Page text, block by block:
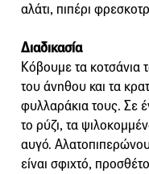
αλάτι, πιπέρι
Διαδικασία
Κόβουμε τα κοτσάνια
του άνηθου και τα
φυλλαράκια τους. Σε
το ρύζι, τα
αυγό.
είναι σφιχτό,